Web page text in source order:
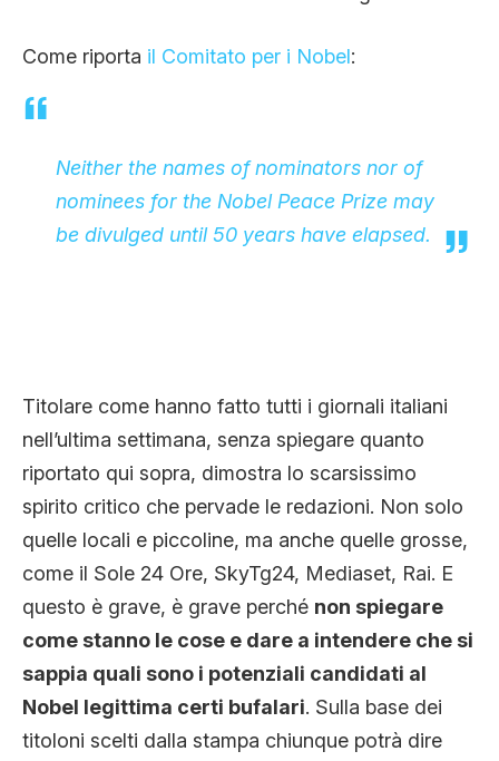
Come riporta il Comitato per i Nobel:
Neither the names of nominators nor of
nominees for the Nobel Peace Prize may
be divulged until 50 years have elapsed.
Titolare come hanno fatto tutti i giornali italiani
nell’ultima settimana, senza spiegare quanto
riportato qui sopra, dimostra lo scarsissimo
spirito critico che pervade le redazioni. Non solo
quelle locali e piccoline, ma anche quelle grosse,
come il Sole 24 Ore, SkyTg24, Mediaset, Rai. E
questo è grave, è grave perché non spiegare
come stanno le cose e dare a intendere che si
sappia quali sono i potenziali candidati al
Nobel legittima certi bufalari. Sulla base dei
titoloni scelti dalla stampa chiunque potrà dire